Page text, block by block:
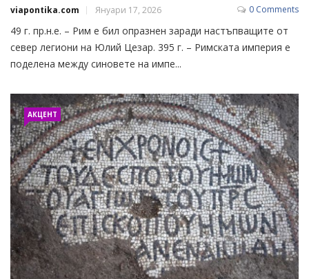
viapontika.com Януари 17, 2026 0 Comments
49 г. пр.н.е. – Рим е бил опразнен заради настъпващите от
север легиони на Юлий Цезар. 395 г. – Римската империя е
поделена между синовете на импе...
АКЦЕНТ